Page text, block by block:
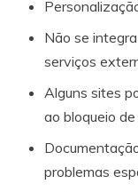
Não se
serviços
Alguns sites
ao bloqueio de
problemas